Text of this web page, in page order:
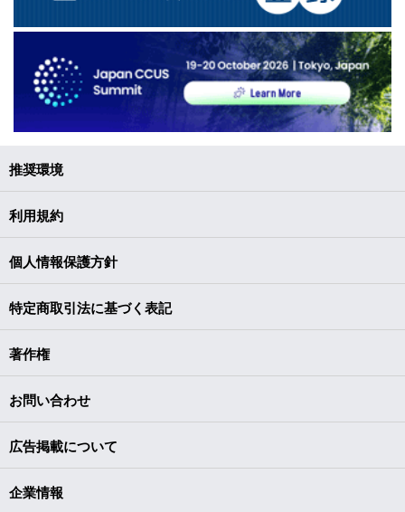
推奨環境
利用規約
個人情報保護方針
特定商取引法に基づく表記
著作権
お問い合わせ
広告掲載について
企業情報